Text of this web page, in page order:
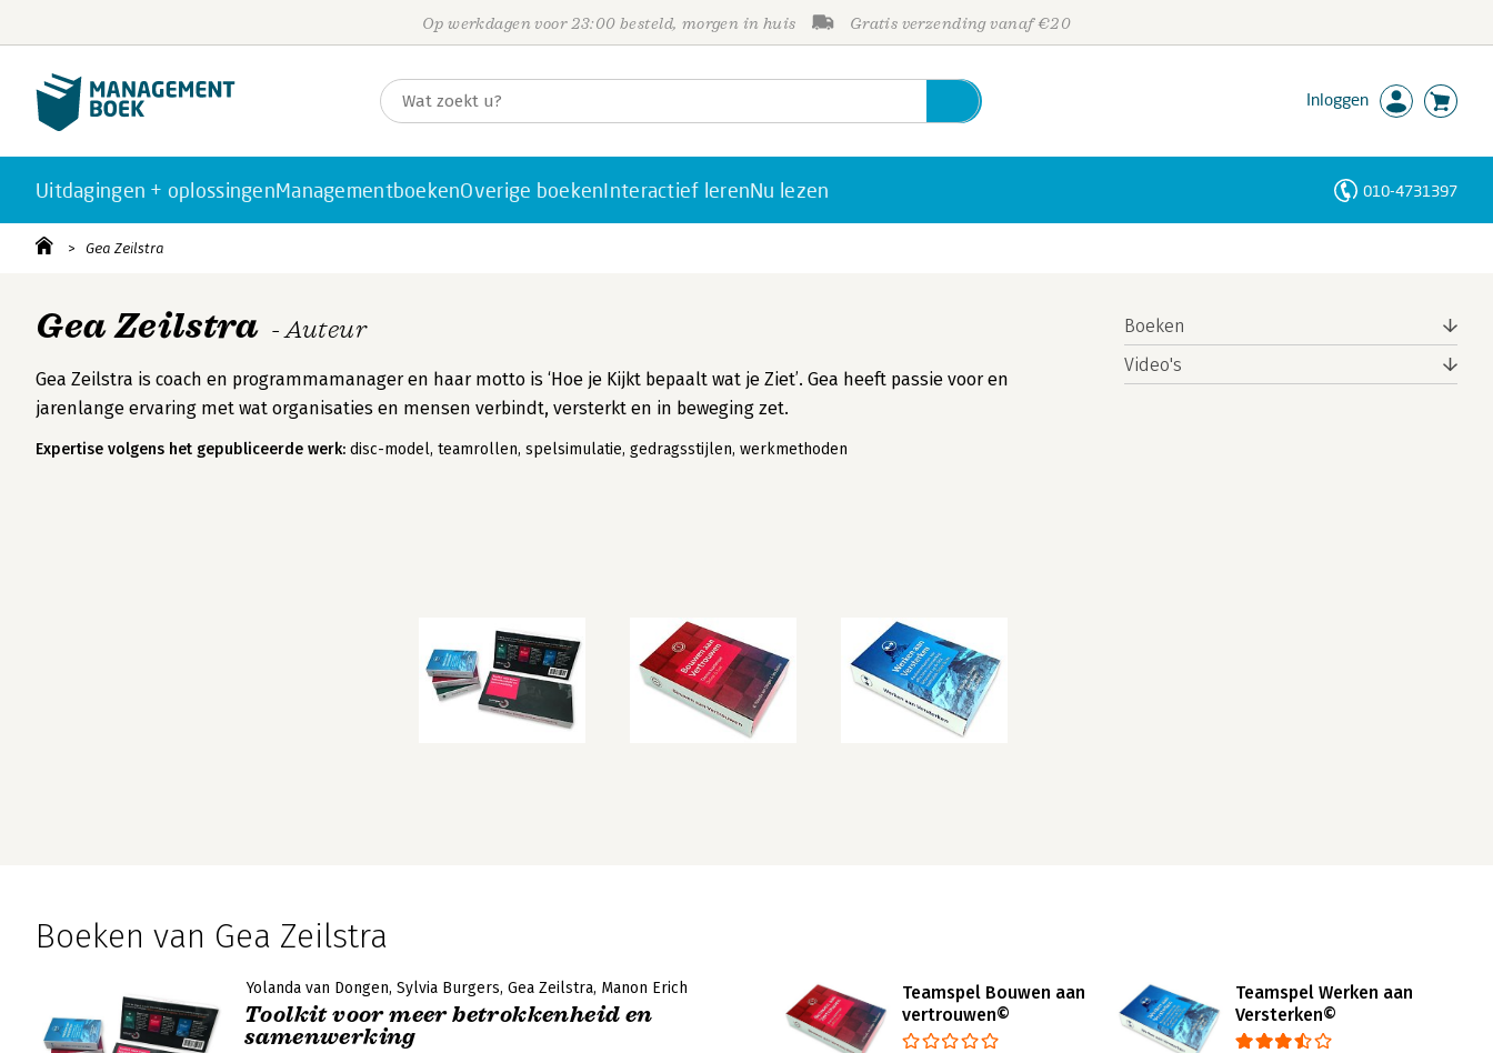
Op werkdagen voor 23:00 besteld, morgen in huis Gratis verzending vanaf €20
Inloggen
Uitdagingen + oplossingenManagementboekenOverige boekenInteractief lerenNu lezen 010-4731397
Gea Zeilstra
Gea Zeilstra - Auteur
Gea Zeilstra is coach en programmamanager en haar motto is ‘Hoe je Kijkt bepaalt wat je Ziet’. Gea heeft passie voor en
jarenlange ervaring met wat organisaties en mensen verbindt, versterkt en in beweging zet.
Expertise volgens het gepubliceerde werk: disc-model, teamrollen, spelsimulatie, gedragsstijlen, werkmethoden
Boeken
Video's
Boeken van Gea Zeilstra
Yolanda van Dongen Sylvia Burgers Gea Zeilstra Manon Erich
Toolkit voor meer betrokkenheid en
samenwerking
Teamspel Bouwen aan
vertrouwen©
Teamspel Werken aan
Versterken©
Personen